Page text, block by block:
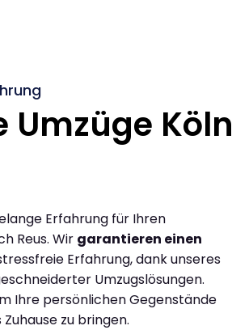
Umzüge Köln
Erfahrung für Ihren
Reus. Wir garantieren einen
Erfahrung, dank unseres
Umzugslösungen.
Ihre persönlichen Gegenstände
zu bringen.